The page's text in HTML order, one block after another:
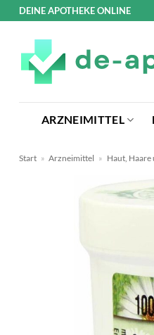
ZumDEINE APOTHEKE ONLINE
ARZNEIMITTEL
Start » Arzneimittel » Haut, Haare